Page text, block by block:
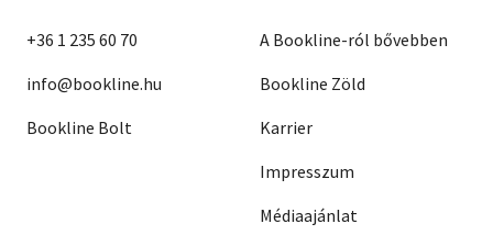
+36 1 235 60 70
info@bookline.hu
Bookline Bolt
A Bookline-ról bővebben
Bookline Zöld
Karrier
Impresszum
Médiaajánlat